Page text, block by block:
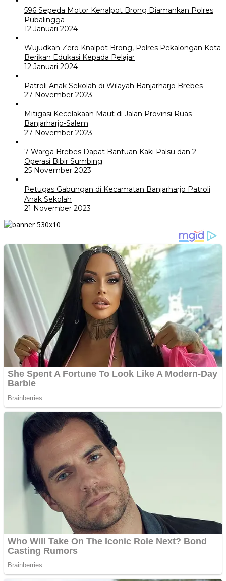
596 Sepeda Motor Kenalpot Brong Diamankan Polres
Pubalingga
12 Januari 2024
Wujudkan Zero Knalpot Brong, Polres Pekalongan Kota
Berikan Edukasi Kepada Pelajar
12 Januari 2024
Patroli Anak Sekolah di Wilayah Banjarharjo Brebes
27 November 2023
Mitigasi Kecelakaan Maut di Jalan Provinsi Ruas
Banjarharjo-Salem
27 November 2023
7 Warga Brebes Dapat Bantuan Kaki Palsu dan 2
Operasi Bibir Sumbing
25 November 2023
Petugas Gabungan di Kecamatan Banjarharjo Patroli
Anak Sekolah
21 November 2023